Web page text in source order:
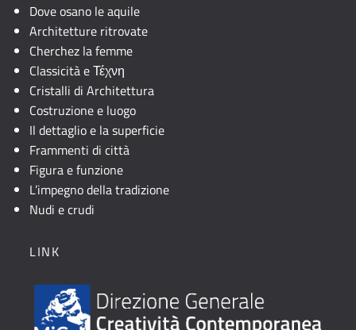
Dove osano le aquile
Architetture ritrovate
Cherchez la femme
Classicità e Τέχνη
Cristalli di Architettura
Costruzione e luogo
Il dettaglio e la superficie
Frammenti di città
Figura e funzione
L’impegno della tradizione
Nudi e crudi
LINK